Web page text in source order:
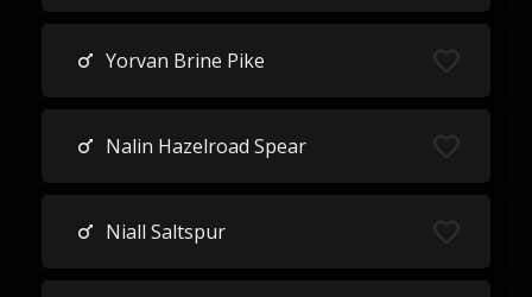
Yorvan Brine Pike
Nalin Hazelroad Spear
Niall Saltspur